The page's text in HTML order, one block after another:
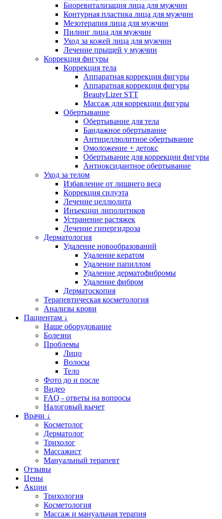
Биоревитализация лица для мужчин
Контурная пластика лица для мужчин
Мезотерапия лица для мужчин
Пилинг лица для мужчин
Уход за кожей лица для мужчин
Лечение прыщей у мужчин
Коррекция фигуры
Коррекция тела
Аппаратная коррекция фигуры
Аппаратная коррекция фигуры
BeautyLizer STT
Массаж для коррекции фигуры
Обертывание
Обертывание для тела
Бандажное обертывание
Антицеллюлитное обертывание
Омоложение + детокс
Обертывание для коррекции фигуры
Антиоксидантное обертывание
Уход за телом
Избавление от лишнего веса
Коррекция силуэта
Лечение целлюлита
Инъекции липолитиков
Устранение растяжек
Лечение гипергидроза
Дерматология
Удаление новообразований
Удаление кератом
Удаление папиллом
Удаление дерматофибромы
Удаление фибром
Дерматоскопия
Терапевтическая косметология
Анализы крови
Пациентам ↓
Наше оборудование
Болезни
Проблемы
Лицо
Волосы
Тело
Фото до и после
Видео
FAQ - ответы на вопросы
Налоговый вычет
Врачи ↓
Косметолог
Дерматолог
Трихолог
Массажист
Мануальный терапевт
Отзывы
Цены
Акции
Трихология
Косметология
Массаж и мануальная терапия